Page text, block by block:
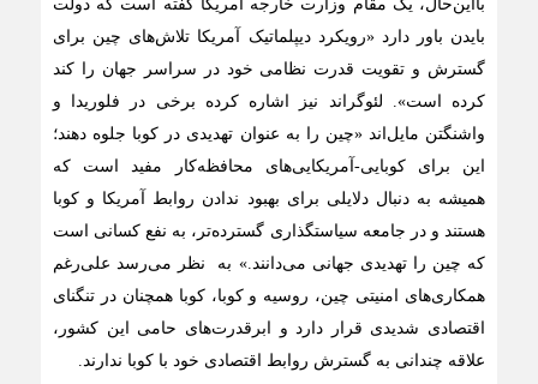
با‌این‌حال، یک مقام وزارت خارجه آمریکا گفته است که دولت
بایدن باور دارد «رویکرد دیپلماتیک آمریکا تلاش‌های چین برای
گسترش و تقویت قدرت نظامی خود در سراسر جهان را کند
کرده است». لئوگراند نیز اشاره کرده برخی در فلوریدا و
واشنگتن مایل‌اند «چین را به عنوان تهدیدی در کوبا جلوه دهند؛
این برای کوبایی-آمریکایی‌های محافظه‌کار مفید است که
همیشه به دنبال دلایلی برای بهبود ندادن روابط آمریکا و کوبا
هستند و در جامعه سیاستگذاری گسترده‌تر، به نفع کسانی است
که چین را تهدیدی جهانی می‌دانند.» به نظر می‌رسد علی‌رغم
همکاری‌های امنیتی چین، روسیه و کوبا، کوبا همچنان در تنگنای
اقتصادی شدیدی قرار دارد و ابرقدرت‌های حامی این کشور،
علاقه چندانی به گسترش روابط اقتصادی خود با کوبا ندارند.